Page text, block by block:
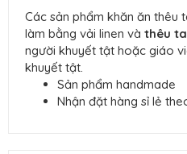
Các sản phẩm khăn ăn thêu
làm bằng vải linen và thêu
người khuyết tật hoặc giáo
khuyết tật.
Sản phẩm handmade
Nhận đặt hàng sỉ lẻ